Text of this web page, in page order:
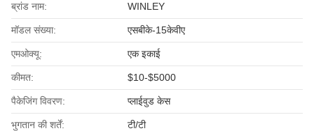
ब्रांड नाम: WINLEY
मॉडल संख्या: एसबीके-15केवीए
एमओक्यू: एक इकाई
कीमत: $10-$5000
पैकेजिंग विवरण: प्लाईवुड केस
भुगतान की शर्तें: टी/टी